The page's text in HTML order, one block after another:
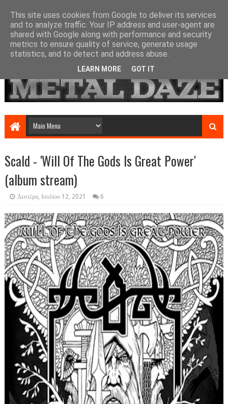
Scald - 'Will Of The Gods Is Great Power'
(album stream)
Δευτέρα, Ιουλίου 12, 2021 6
This site uses cookies from Google to deliver its services
and to analyze traffic. Your IP address and user-agent are
shared with Google along with performance and security
metrics to ensure quality of service, generate usage
statistics, and to detect and address abuse.
LEARN MORE GOT IT